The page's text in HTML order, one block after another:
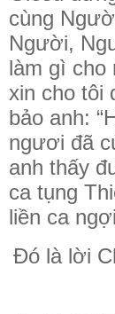
cùng
Người,
làm gì cho
xin cho tôi
bảo anh:
ngươi đã
anh thấy
ca tụng
liền ca
Ðó là lời